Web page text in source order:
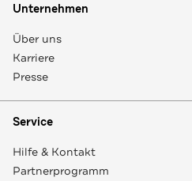
Unternehmen
Über uns
Karriere
Presse
Service
Hilfe & Kontakt
Partnerprogramm